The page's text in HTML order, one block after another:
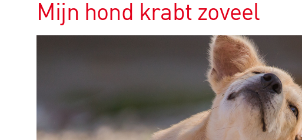
Mijn hond krabt zoveel